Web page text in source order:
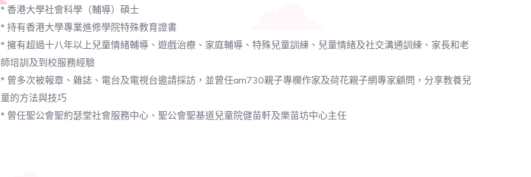
* 香港大學社會科學（輔導）碩士
* 持有香港大學專業進修學院特殊教育證書
* 擁有超過十八年以上兒童情緒輔導、遊戲治療、家庭輔導、特殊兒童訓練、兒童情緒及社交溝通訓練、家長和老
師培訓及到校服務經驗
* 曾多次被報章、雜誌、電台及電視台邀請採訪，並曾任am730親子專欄作家及荷花親子網專家顧問，分享教養兒
童的方法與技巧
* 曾任聖公會聖約瑟堂社會服務中心、聖公會聖基道兒童院健苗軒及樂苗坊中心主任